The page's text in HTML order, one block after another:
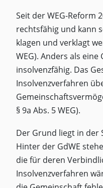
Seit der WEG-Reform
rechtsfähig und kann
klagen und verklagt
WEG). Anders als
insolvenzfähig. Das
Insolvenzverfahren
§ 9a Abs. 5 WEG).
Der Grund liegt in der
Hinter der GdWE
die für deren
Insolvenzverfahren